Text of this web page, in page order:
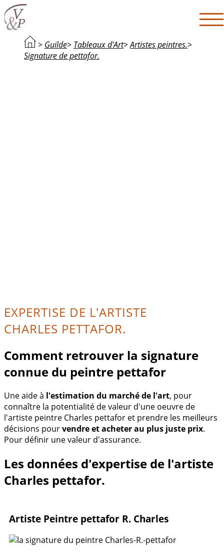
> Guilde> Tableaux d'Art>Artistes peintres.>
Signature de pettafor.
EXPERTISE DE L'ARTISTE
CHARLES PETTAFOR.
Comment retrouver la signature
connue du peintre pettafor
Une aide à l'estimation du marché de l'art, pour
connaître la potentialité de valeur d'une oeuvre de
l'artiste peintre Charles pettafor et prendre les meilleurs
décisions pourvendre et acheter au plus juste prix.
Pour définir une valeur d'assurance.
Les données d'expertise de l'artiste
Charles pettafor.
Artiste Peintre pettafor R. Charles